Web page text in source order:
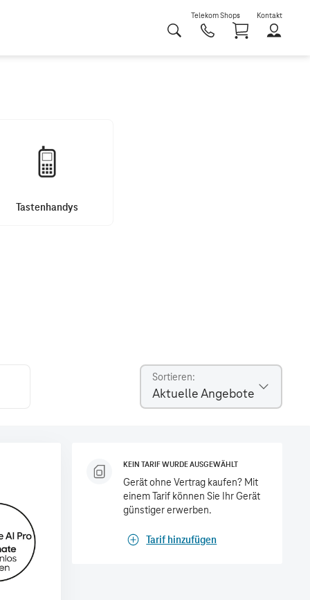
Telekom Shops Kontakt
Tastenhandys
Sortieren
Aktuelle Angebote
KEIN TARIF WURDE AUSGEWÄHLT
Gerät ohne Vertrag kaufen? Mit
einem Tarif können Sie Ihr Gerät
günstiger erwerben.
Tarif hinzufügen